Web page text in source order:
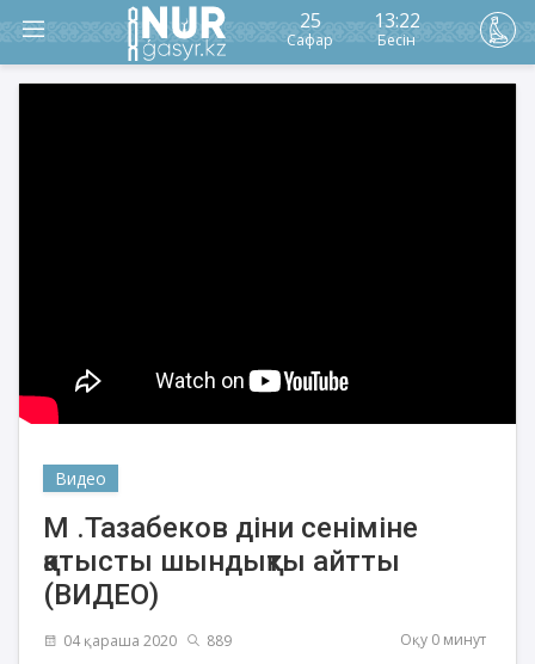
25
Сафар
13:22
Бесін
Видео
М .Тазабеков діни сеніміне
қатысты шындықты айтты
(ВИДЕО)
04 қараша 2020 889 Оқу 0 минут